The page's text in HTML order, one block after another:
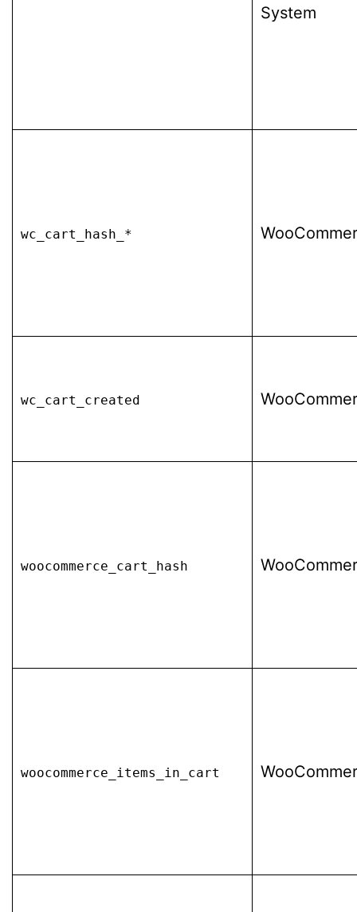
System
wc_cart_hash_*
wc_cart_created
woocommerce_cart_hash
woocommerce_items_in_cart